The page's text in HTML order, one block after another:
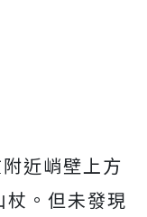
近峭壁上方
。但未發現